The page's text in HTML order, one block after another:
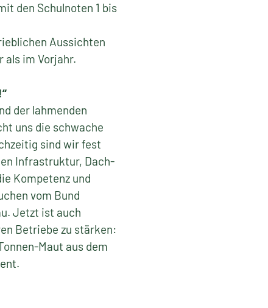
den Schulnoten 1 bis
Aussichten
als im Vorjahr.
der lahmenden
uns die schwache
sind wir fest
Infrastruktur, Dach-
Kompetenz und
vom Bund
Jetzt ist auch
Betriebe zu stärken:
Maut aus dem